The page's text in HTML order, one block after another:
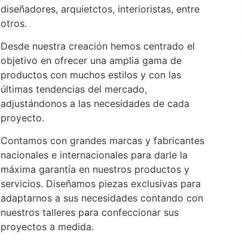
diseñadores, arquietctos, interioristas, entre
otros.
Desde nuestra creación hemos centrado el
objetivo en ofrecer una amplia gama de
productos con muchos estilos y con las
últimas tendencias del mercado,
adjustándonos a las necesidades de cada
proyecto.
Contamos con grandes marcas y fabricantes
nacionales e internacionales para darle la
máxima garantía en nuestros productos y
servicios. Diseñamos piezas exclusivas para
adaptarnos a sus necesidades contando con
nuestros talleres para confeccionar sus
proyectos a medida.